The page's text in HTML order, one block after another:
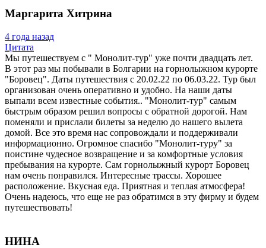
Маргарита Хитрина
4 года назад
Цитата
Мы путешествуем с " Монолит-тур" уже почти двадцать лет.
В этот раз мы побывали в Болгарии на горнолыжном курорте
"Боровец". Даты путешествия с 20.02.22 по 06.03.22. Тур был
организован очень оперативно и удобно. На наши даты
выпали всем известные события.. "Монолит-тур" самым
быстрым образом решил вопросы с обратной дорогой. Нам
поменяли и прислали билеты за неделю до нашего вылета
домой. Все это время нас сопровождали и поддерживали
информационно. Огромное спасибо "Монолит-туру" за
поистине чудесное возвращение и за комфортные условия
пребывания на курорте. Сам горнолыжный курорт Боровец
нам очень понравился. Интересные трассы. Хорошее
расположение. Вкусная еда. Приятная и теплая атмосфера!
Очень надеюсь, что еще не раз обратимся в эту фирму и будем
путешествовать!
НИНА